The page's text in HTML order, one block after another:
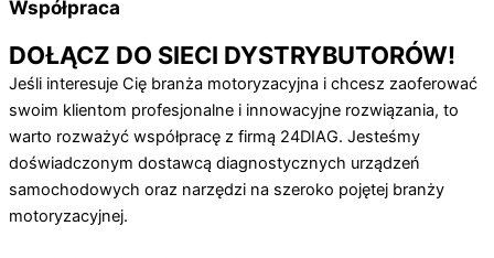
Współpraca
DOŁĄCZ DO SIECI DYSTRYBUTORÓW!
Jeśli interesuje Cię branża motoryzacyjna i chcesz zaoferować
swoim klientom profesjonalne i innowacyjne rozwiązania, to
warto rozważyć współpracę z firmą 24DIAG. Jesteśmy
doświadczonym dostawcą diagnostycznych urządzeń
samochodowych oraz narzędzi na szeroko pojętej branży
motoryzacyjnej.